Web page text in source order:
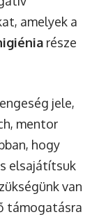
amelyek a
része
jele,
mentor
hogy
elsajátítsuk
van
támogatásra